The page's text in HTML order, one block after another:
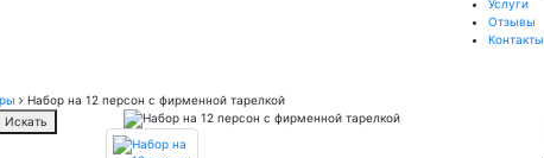
Услуги
Отзывы
Контакты
Набор на 12 персон с фирменной тарелкой
Искать